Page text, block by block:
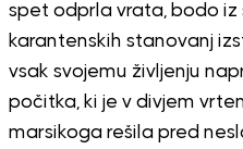
spet odprla vrata, bodo iz
karantenskih stanovanj
vsak svojemu življenju
počitka, ki je v divjem
marsikoga rešila pred